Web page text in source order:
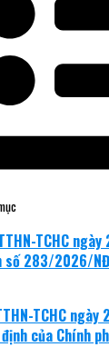
TCHC
số 283/2026/
TCHC
của Chính